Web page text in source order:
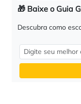
🎁 Baixe o Guia
Descubra como